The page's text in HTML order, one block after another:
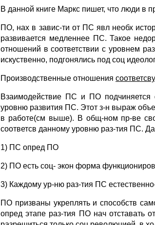
В данной книге Маркс пишет, что люди в
ПО, нах в завис-ти от ПС явл необх
развивается медленнее ПС. Такое
отношений в соответствии с уровнем
искуственно, подгонялись под соц
Производственные отношения
Взаимодействие ПС и ПО подчиняется
уровню развития ПС. Этот з-н выраж
в работе(см выше). В общ-ном пр-ве
соответсв данному уровню раз-тия ПС.
1) ПС опред ПО
2) ПО есть соц- экон форма
3) Каждому ур-ню раз-тия ПС
ПО призваны укреплять и способств
опред этапе раз-тия ПО нач отставать